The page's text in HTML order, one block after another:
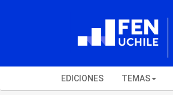
EDICIONES TEMAS